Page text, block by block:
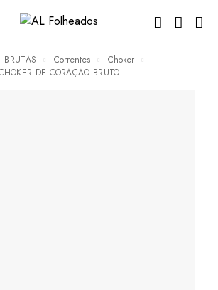
BRUTAS Correntes
Choker
CHOKER DE CORAÇÃO BRUTO